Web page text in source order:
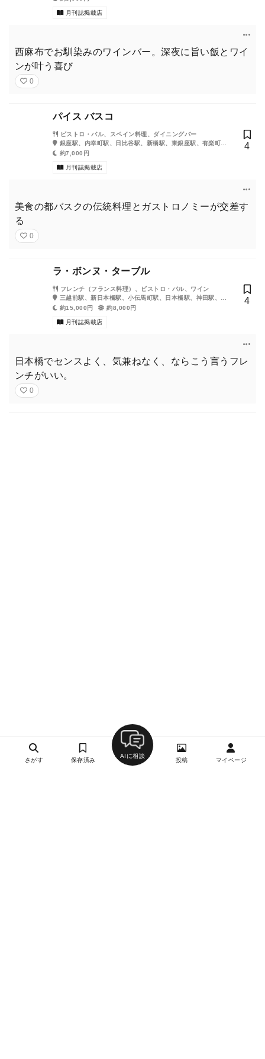
月刊誌掲載店
西麻布でお馴染みのワインバー。深夜に旨い飯とワイ
ンが叶う喜び
0
パイス バスコ
ビストロ・バル、スペイン料理、ダイニングバー
銀座駅、内幸町駅、日比谷駅、新橋駅、東銀座駅、有楽町
駅、銀座一丁目駅、汐留駅
約7,000円
月刊誌掲載店
4
美食の都バスクの伝統料理とガストロノミーが交差す
る
0
ラ・ボンヌ・ターブル
フレンチ（フランス料理）、ビストロ・バル、ワイン
三越前駅、新日本橋駅、小伝馬町駅、日本橋駅、神田駅、人
形町駅
約15,000円 約8,000円
月刊誌掲載店
4
日本橋でセンスよく、気兼ねなく、ならこう言うフレ
ンチがいい。
0
さがす 保存済み
AIに相談
投稿 マイページ